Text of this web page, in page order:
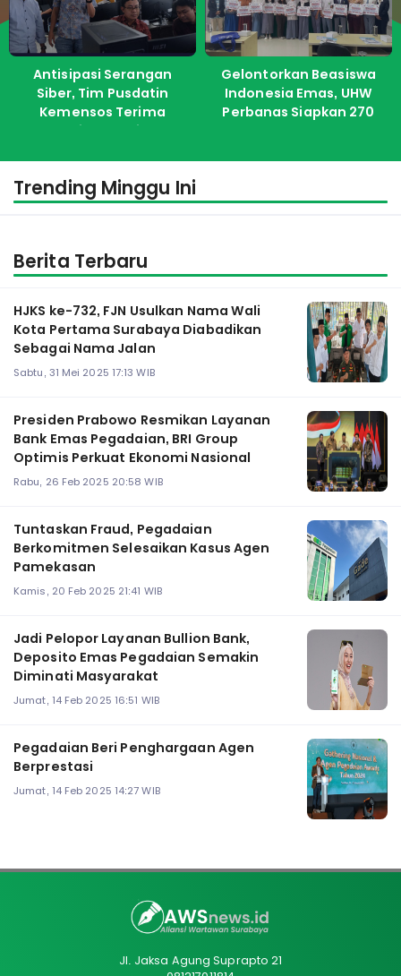
Antisipasi Serangan
Siber, Tim Pusdatin
Kemensos Terima
Pelatihan dari ITS
Gelontorkan Beasiswa
Indonesia Emas, UHW
Perbanas Siapkan 270
Trending Minggu Ini
Berita Terbaru
HJKS ke-732, FJN Usulkan Nama Wali
Kota Pertama Surabaya Diabadikan
Sebagai Nama Jalan
Sabtu, 31 Mei 2025 17:13 WIB
Presiden Prabowo Resmikan Layanan
Bank Emas Pegadaian, BRI Group
Optimis Perkuat Ekonomi Nasional
Rabu, 26 Feb 2025 20:58 WIB
Tuntaskan Fraud, Pegadaian
Berkomitmen Selesaikan Kasus Agen
Pamekasan
Kamis, 20 Feb 2025 21:41 WIB
Jadi Pelopor Layanan Bullion Bank,
Deposito Emas Pegadaian Semakin
Diminati Masyarakat
Jumat, 14 Feb 2025 16:51 WIB
Pegadaian Beri Penghargaan Agen
Berprestasi
Jumat, 14 Feb 2025 14:27 WIB
Jl. Jaksa Agung Suprapto 21